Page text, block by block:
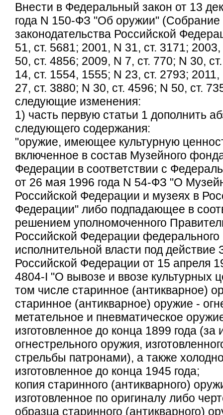
Внести в Федеральный закон от 13
года N 150-ФЗ "Об оружии" (Собрание
законодательства Российской
51, ст. 5681; 2001, N 31, ст. 3171;
50, ст. 4856; 2009, N 7, ст. 770; N 30,
14, ст. 1554, 1555; N 23, ст. 2793; 2011,
27, ст. 3880; N 30, ст. 4596; N 50, ст.
следующие изменения:
1) часть первую статьи 1 дополнить
следующего содержания:
"оружие, имеющее культурную
включенное в состав Музейного
Федерации в соответствии с
от 26 мая 1996 года N 54-ФЗ "О
Российской Федерации и музеях в
Федерации" либо подпадающее в
решением уполномоченного
Российской Федерации федерального
исполнительной власти под действие
Российской Федерации от 15 апреля
4804-I "О вывозе и ввозе культурных
том числе старинное (антикварное)
старинное (антикварное) оружие -
метательное и пневматическое
изготовленное до конца 1899 года
огнестрельного оружия,
стрельбы патронами), а также
изготовленное до конца 1945 года;
копия старинного (антикварного)
изготовленное по оригиналу либо
образца старинного (антикварного)